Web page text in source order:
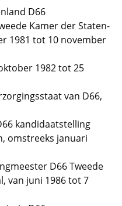
D66
Kamer der Staten-
1981 tot 10 november
1982 tot 25
van D66,
kandidaatstelling
omstreeks januari
D66 Tweede
van juni 1986 tot 7